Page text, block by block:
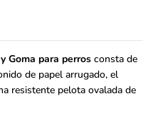
Goma para perros consta de
de papel arrugado, el
resistente pelota ovalada de